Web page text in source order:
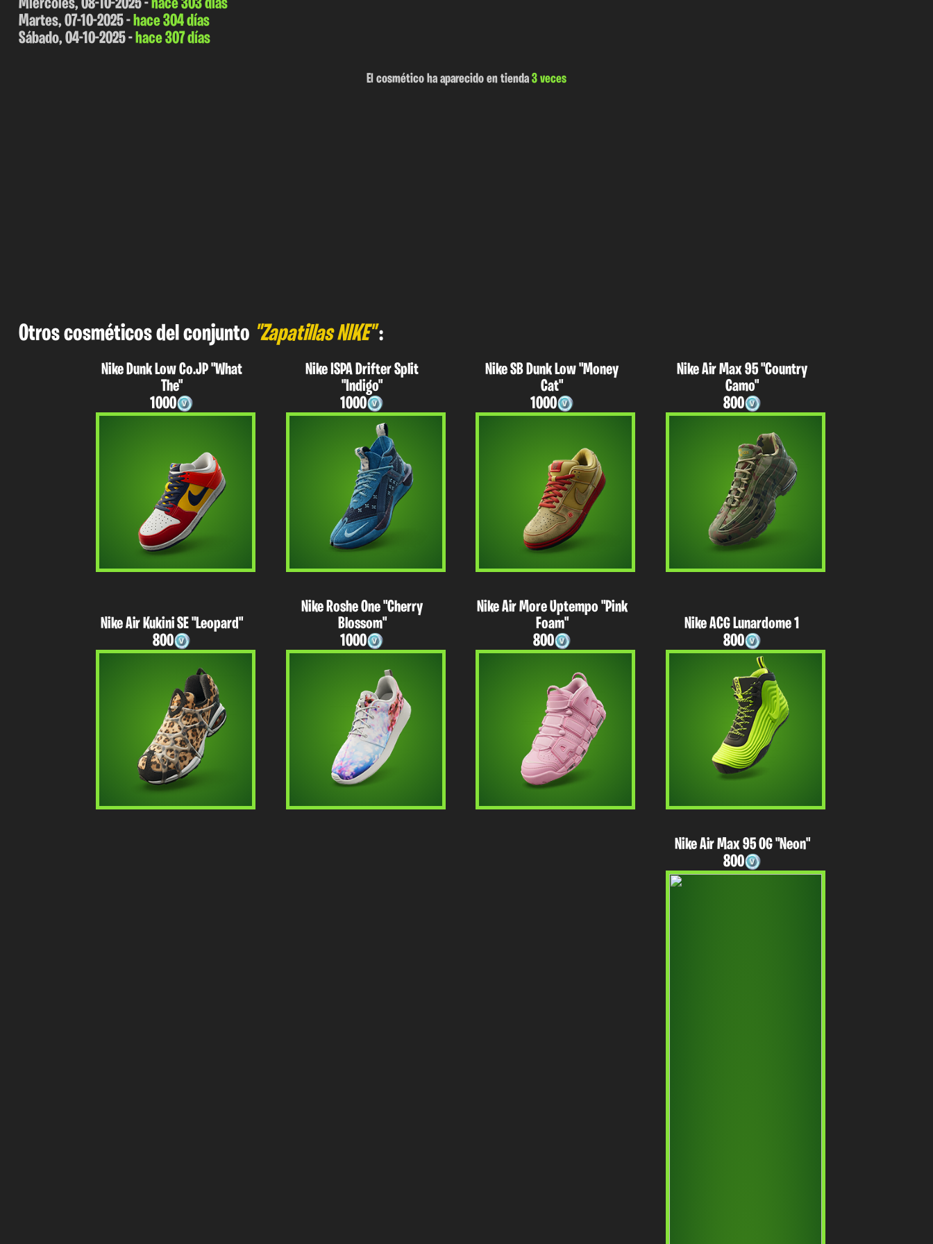
Miércoles, 08-10-2025 -hace 303 días
Martes, 07-10-2025 -hace 304 días
Sábado, 04-10-2025 -hace 307 días
El cosmético ha aparecido en tienda 3 veces
Otros cosméticos del conjunto "Zapatillas NIKE":
Nike Dunk Low Co.JP "What
The"
1000
Nike ISPA Drifter Split
"Indigo"
1000
Nike SB Dunk Low "Money
Cat"
1000
Nike Air Max 95 "Country
Camo"
800
Nike Air Kukini SE "Leopard"
800
Nike Roshe One "Cherry
Blossom"
1000
Nike Air More Uptempo "Pink
Foam"
800
Nike ACG Lunardome 1
800
Nike Air Max 95 OG "Neon"
800